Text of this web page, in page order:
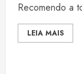
Recomendo a
LEIA MAIS